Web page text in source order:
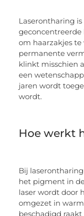
Laserontharing
om haarzakjes
permanente
klinkt misschien
een
jaren wordt
wordt.
Hoe werkt
Bij
het pigment in
laser wordt door
omgezet in
beschadigd